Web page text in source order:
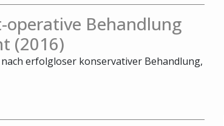
operative Behandlung
(2016)
erfolgloser konservativer Behandlung,